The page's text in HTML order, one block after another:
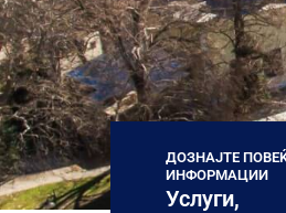
ДОЗНАЈТЕ
ИНФОРМАЦИИ
Услуги,